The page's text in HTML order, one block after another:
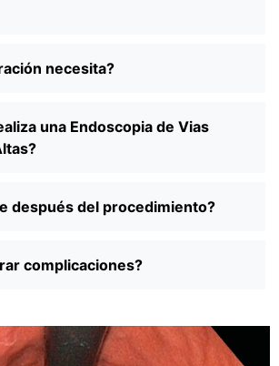
necesita?
una Endoscopia de Vias
después del procedimiento?
complicaciones?